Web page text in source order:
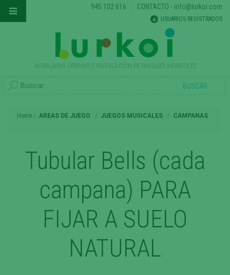
MOBILIARIO URBANO E INSTALACIÓN DE PARQUES INFANTILES
945 102 616 CONTACTO - info@lurkoi.com
USUARIOS REGISTRADOS
Home AREAS DE JUEGO JUEGOS MUSICALES CAMPANAS
Tubular Bells (cada
campana) PARA
FIJAR A SUELO
NATURAL